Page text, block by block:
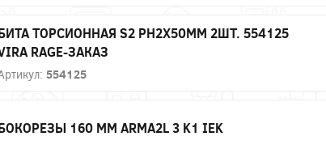
ТОРСИОННАЯ S2 PH2X50ММ 2ШТ. 554125
RAGE-ЗАКАЗ
554125
160 ММ ARMA2L 3 K1 IEK